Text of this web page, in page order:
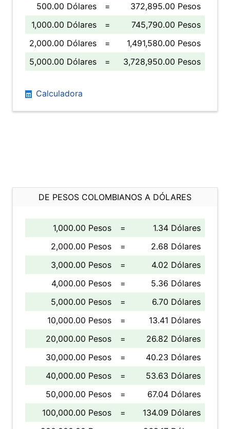
500.00 Dólares
=
372,895.00 Pesos
1,000.00 Dólares
=
745,790.00 Pesos
2,000.00 Dólares
=
1,491,580.00 Pesos
5,000.00 Dólares
= 3,728,950.00 Pesos
Calculadora
DE PESOS COLOMBIANOS A DÓLARES
1,000.00 Pesos =
1.34 Dólares
2,000.00 Pesos
=
2.68 Dólares
3,000.00 Pesos
=
4.02 Dólares
4,000.00 Pesos
=
5.36 Dólares
5,000.00 Pesos
=
6.70 Dólares
10,000.00 Pesos
=
13.41 Dólares
20,000.00 Pesos
=
26.82 Dólares
30,000.00 Pesos
=
40.23 Dólares
40,000.00 Pesos
=
53.63 Dólares
50,000.00 Pesos
=
67.04 Dólares
100,000.00 Pesos
=
134.09 Dólares